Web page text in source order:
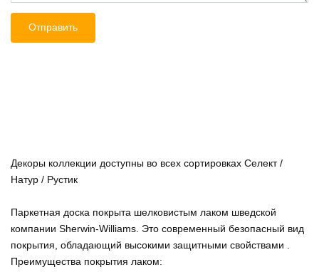
Декоры коллекции доступны во всех сортировках Селект /
Натур / Рустик
Паркетная доска покрыта шелковистым лаком шведской
компании Sherwin-Williams. Это современный безопасный вид
покрытия, обладающий высокими защитными свойствами .
Преимущества покрытия лаком: